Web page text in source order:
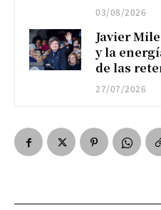
03/08/2026
Javier
y la
de las
27/07/2026